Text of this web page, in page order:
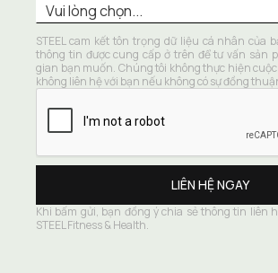
STEEL cam kết tôn trọng dữ liệu cá nhân của
thông tin được cung cấp ở trên để tư vấn sản
gian bạn muốn. Chúng tôi không thực hiện
không liên hệ với bạn nếu không có sự đồng
Khi bấm gửi, bạn đồng ý chia sẻ thông tin liên
STEEL Fitness & Health.